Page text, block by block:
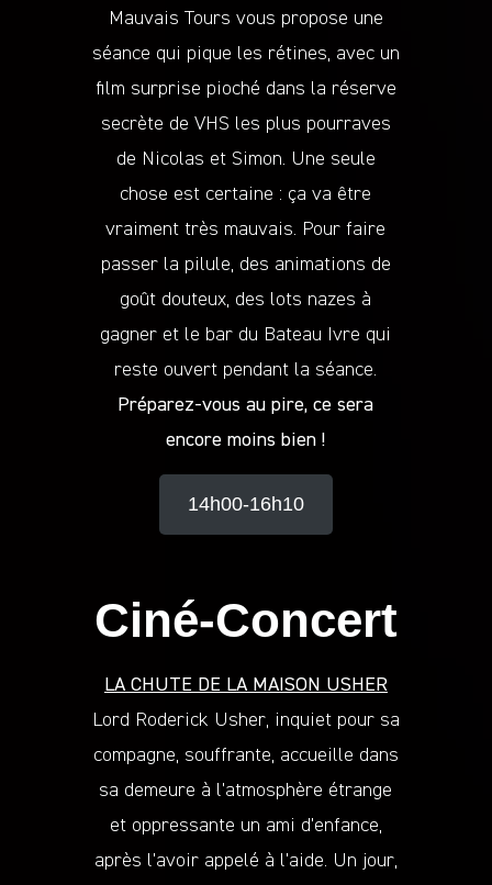
Mauvais Tours vous propose une
séance qui pique les rétines, avec un
film surprise pioché dans la réserve
secrète de VHS les plus pourraves
de Nicolas et Simon. Une seule
chose est certaine : ça va être
vraiment très mauvais. Pour faire
passer la pilule, des animations de
goût douteux, des lots nazes à
gagner et le bar du Bateau Ivre qui
reste ouvert pendant la séance.
Préparez-vous au pire, ce sera
encore moins bien !
14h00-16h10
Ciné-Concert
LA CHUTE DE LA MAISON USHER
Lord Roderick Usher, inquiet pour sa
compagne, souffrante, accueille dans
sa demeure à l’atmosphère étrange
et oppressante un ami d’enfance,
après l’avoir appelé à l’aide. Un jour,